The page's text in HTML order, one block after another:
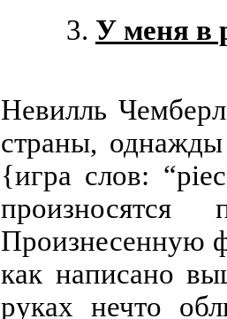
3. У меня в
Невилль
страны,
{игра слов:
Произнесенную
как написано
руках нечто